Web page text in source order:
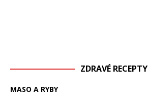
ZDRAVÉ RECEPTY
MASO A RYBY